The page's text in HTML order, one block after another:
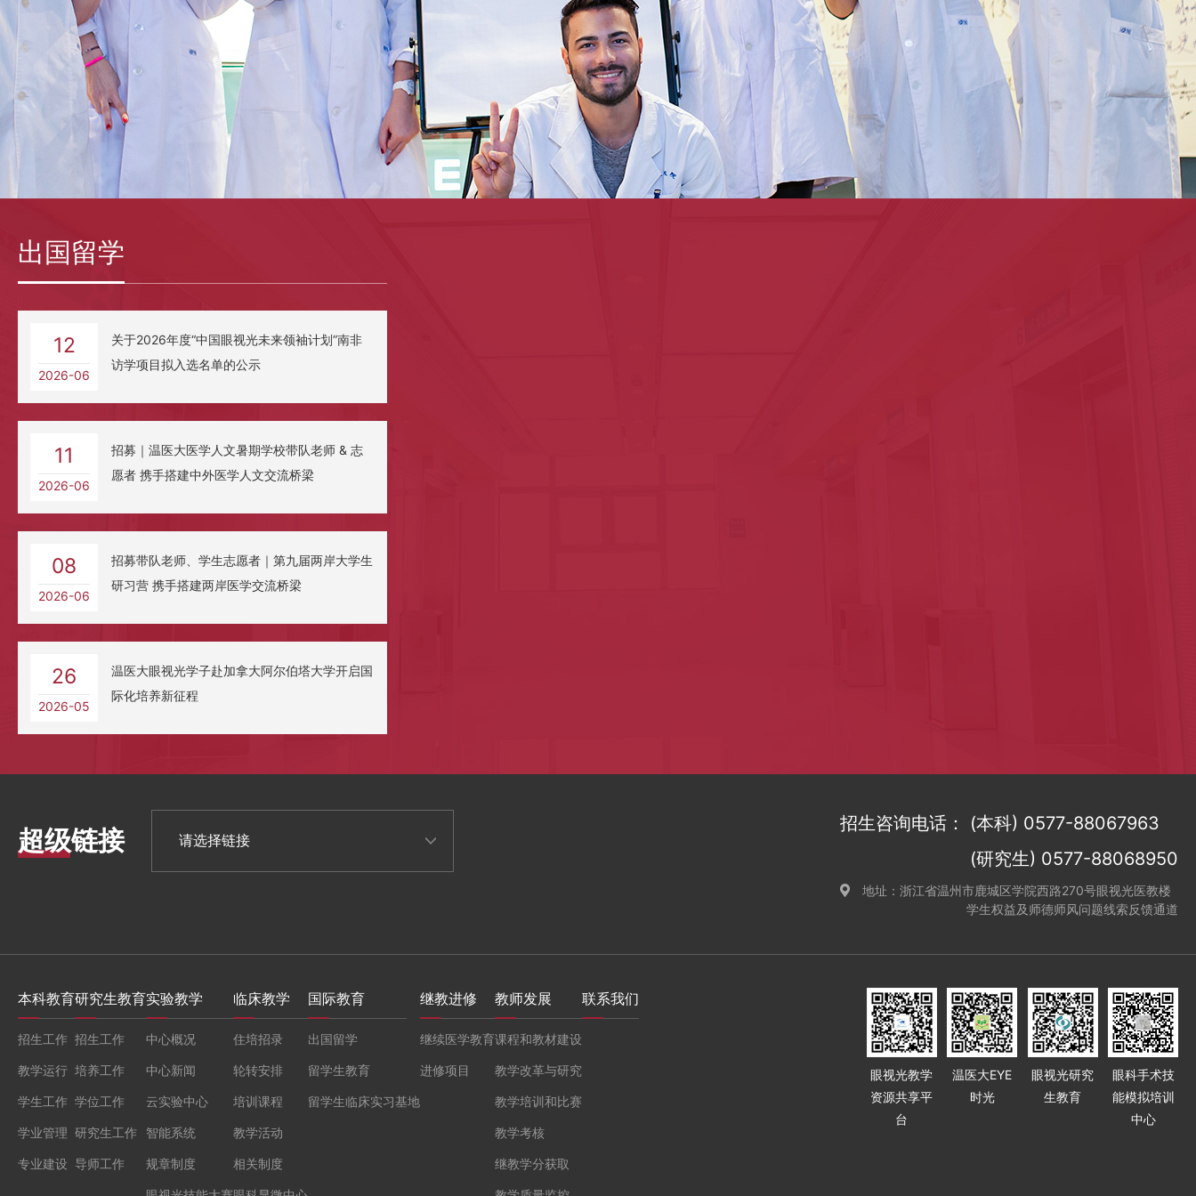
出国留学
12
2026-06
关于2026年度“中国眼视光未来领袖计划”南非
访学项目拟入选名单的公示
11
2026-06
招募｜温医大医学人文暑期学校带队老师 & 志
愿者 携手搭建中外医学人文交流桥梁
08
2026-06
招募带队老师、学生志愿者｜第九届两岸大学生
研习营 携手搭建两岸医学交流桥梁
26
2026-05
温医大眼视光学子赴加拿大阿尔伯塔大学开启国
际化培养新征程
超级链接
招生咨询电话： (本科) 0577-88067963
(研究生) 0577-88068950
地址：浙江省温州市鹿城区学院西路270号眼视光医教楼
学生权益及师德师风问题线索反馈通道
本科教育
招生工作
教学运行
学生工作
学业管理
专业建设
研究生教育
招生工作
培养工作
学位工作
研究生工作
导师工作
实验教学
中心概况
中心新闻
云实验中心
智能系统
规章制度
临床教学
住培招录
轮转安排
培训课程
教学活动
相关制度
国际教育
出国留学
留学生教育
留学生临床实习基地
继教进修
继续医学教育
进修项目
教师发展
课程和教材建设
教学改革与研究
教学培训和比赛
教学考核
继教学分获取
联系我们
眼视光教学
资源共享平
台
温医大EYE
时光
眼视光研究
生教育
眼科手术技
能模拟培训
中心